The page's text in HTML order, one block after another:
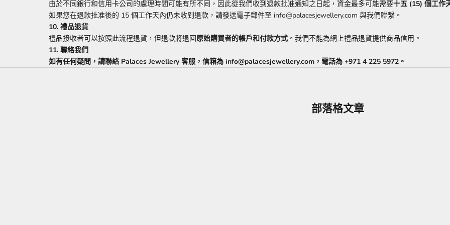
由於不同銀行和信用卡公司的處理時間可能有所不同，因此從我們收到退款批准通知之日起，資金最多可能需要十五 (15) 個工作
如果您在退款批准後的 15 個工作天內仍未收到退款，請發送電子郵件至 info@palacesjewellery.com 與我們聯繫。
10. 禮品退貨
禮品接收者可以按照此流程退貨，但退款將退回原始購買者的帳戶和付款方式 。我們不能為網上禮品退貨提供商品信用。
11. 聯絡我們
如有任何疑問，請聯絡 Palaces Jewellery 客服，信箱為 info@palacesjewellery.com，電話為 +971 4 225 5972。
部落格文章